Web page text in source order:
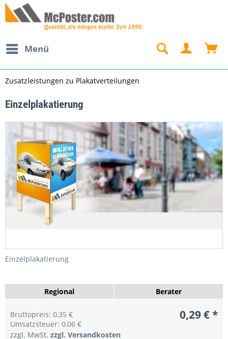
Menü
Zusatzleistungen zu Plakatverteilungen
Einzelplakatierung
Einzelplakatierung
Regional Berater
0,29 € *
Bruttopreis: 0,35 €
Umsatzsteuer: 0,06 €
zzgl. MwSt. zzgl. Versandkosten